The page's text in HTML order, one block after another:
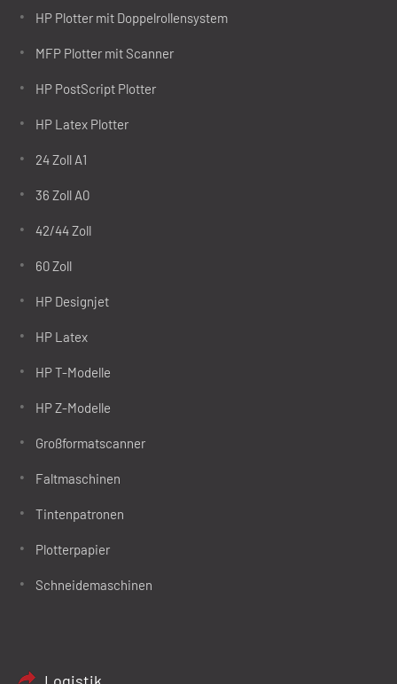
HP Plotter mit Doppelrollensystem
MFP Plotter mit Scanner
HP PostScript Plotter
HP Latex Plotter
24 Zoll A1
36 Zoll A0
42/44 Zoll
60 Zoll
HP Designjet
HP Latex
HP T-Modelle
HP Z-Modelle
Großformatscanner
Faltmaschinen
Tintenpatronen
Plotterpapier
Schneidemaschinen